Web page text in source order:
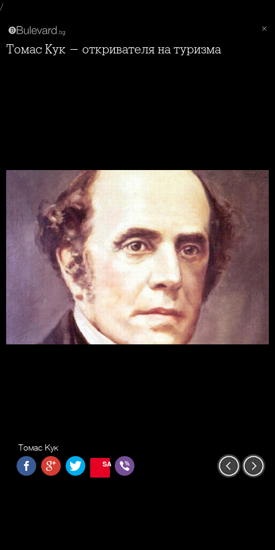
/
Томас Кук - откривателя на туризма
Томас Кук
SAVE